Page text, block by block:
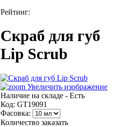
Рейтинг:
Скраб для губ
Lip Scrub
Увеличить изображение
Наличие на складе - Есть
Код: GT19091
Фасовка:
Количество заказать